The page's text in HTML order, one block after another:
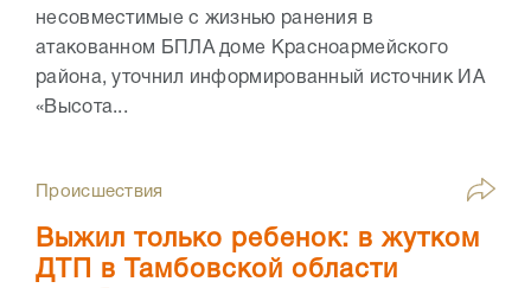
несовместимые с жизнью ранения в
атакованном БПЛА доме Красноармейского
района, уточнил информированный источник ИА
«Высота...
Происшествия
Выжил только ребенок: в жутком
ДТП в Тамбовской области